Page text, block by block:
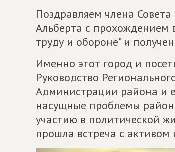
Поздравляем члена
Альберта с прохождением
труду и обороне" и
Именно этот город и
Руководство
Администрации района и
насущные проблемы
участию в политической
прошла встреча с активом